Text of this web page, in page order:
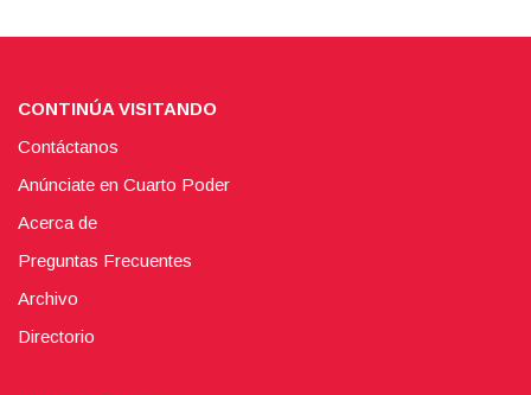
CONTINÚA VISITANDO
Contáctanos
Anúnciate en Cuarto Poder
Acerca de
Preguntas Frecuentes
Archivo
Directorio